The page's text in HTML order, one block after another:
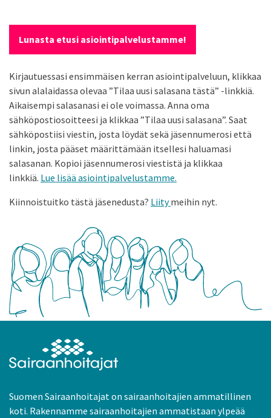
Lunasta etusi asiointipalvelustamme!
Kirjautuessasi ensimmäisen kerran asiointipalveluun, klikkaa
sivun alalaidassa olevaa ”Tilaa uusi salasana tästä” -linkkiä.
Aikaisempi salasanasi ei ole voimassa. Anna oma
sähköpostiosoitteesi ja klikkaa ”Tilaa uusi salasana”. Saat
sähköpostiisi viestin, josta löydät sekä jäsennumerosi että
linkin, josta pääset määrittämään itsellesi haluamasi
salasanan. Kopioi jäsennumerosi viestistä ja klikkaa
linkkiä. Lue lisää asiointipalvelustamme.
Kiinnoistuitko tästä jäsenedusta? Liitymeihin nyt.
Suomen Sairaanhoitajat on sairaanhoitajien ammatillinen
koti. Rakennamme sairaanhoitajien ammatistaan ylpeää